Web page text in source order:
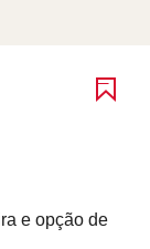
e opção de